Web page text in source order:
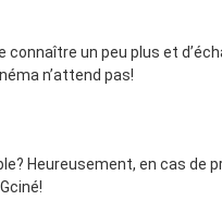
un peu plus et
n’attend pas!
Heureusement, en cas de